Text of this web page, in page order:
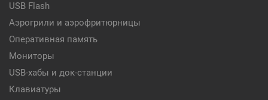
USB Flash
Аэрогрили и аэрофритюрницы
Оперативная память
Мониторы
USB-хабы и док-станции
Клавиатуры